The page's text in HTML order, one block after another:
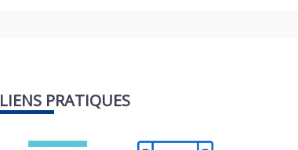
LIENS PRATIQUES